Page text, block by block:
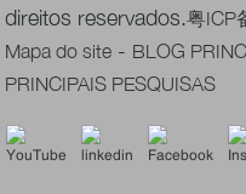
direitos reservados.粤ICP
Mapa do site - BLOG
PRINCIPAIS PESQUISAS